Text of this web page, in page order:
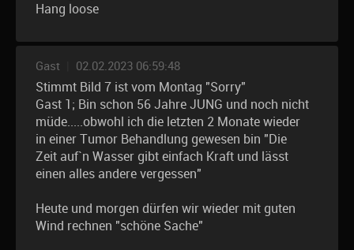
Hang loose
Gast 02.02.2023 06:59:48
Stimmt Bild 7 ist vom Montag "Sorry"
Gast 1; Bin schon 56 Jahre JUNG und noch nicht
müde.....obwohl ich die letzten 2 Monate wieder
in einer Tumor Behandlung gewesen bin "Die
Zeit auf`n Wasser gibt einfach Kraft und lässt
einen alles andere vergessen"
Heute und morgen dürfen wir wieder mit guten
Wind rechnen "schöne Sache"